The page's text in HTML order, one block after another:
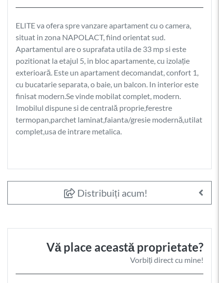
ELITE va ofera spre vanzare apartament cu o camera,
situat in zona NAPOLACT, fiind orientat sud.
Apartamentul are o suprafata utila de 33 mp si este
pozitionat la etajul 5, in bloc apartamente, cu izolație
exterioară. Este un apartament decomandat, confort 1,
cu bucatarie separata, o baie, un balcon. In interior este
finisat modern.Se vinde mobilat complet, modern.
Imobilul dispune si de centrală proprie,ferestre
termopan,parchet laminat,faianta/gresie modernă,utilat
complet,usa de intrare metalica.
Distribuiți acum!
Vă place această proprietate?
Vorbiți direct cu mine!